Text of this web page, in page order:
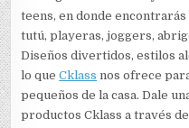
teens, en donde
tutú, playeras, joggers,
Diseños divertidos, estilos
lo queCklass nos ofrece
pequeños de la casa. Dale
productos Cklass a través